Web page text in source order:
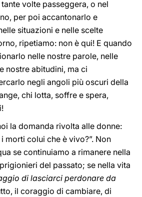
volte passeggera, o nel
per poi accantonarlo e
situazioni e nelle scelte
ripetiamo: non è qui! E quando
nelle nostre parole, nelle
nostre abitudini, ma ci
negli angoli più oscuri della
chi lotta, soffre e spera,
la domanda rivolta alle donne:
morti colui che è vivo?”. Non
se continuiamo a rimanere nella
del passato; se nella vita
di lasciarci perdonare da
il coraggio di cambiare, di